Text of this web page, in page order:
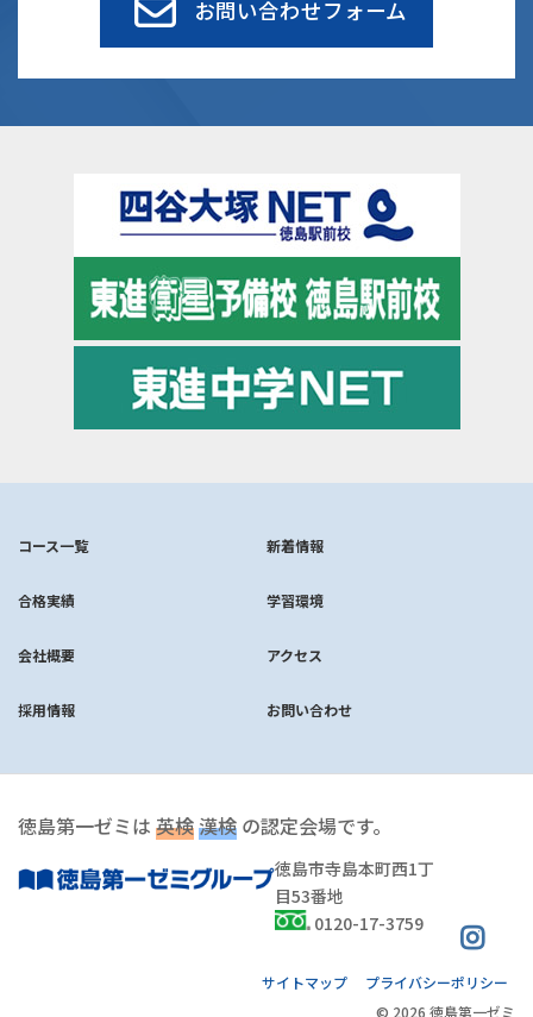
お問い合わせフォーム
コース一覧 新着情報
合格実績 学習環境
会社概要 アクセス
採用情報 お問い合わせ
徳島第一ゼミは 英検漢検 の認定会場です。
徳島市寺島本町西1丁
目53番地
0120-17-3759
サイトマップ
プライバシーポリシー
© 2026 徳島第一ゼミ